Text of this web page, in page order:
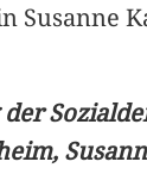
Susanne